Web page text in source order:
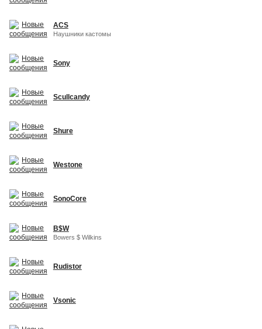
ACS
Наушники кастомы
Sony
Scullcandy
Shure
Westone
SonoCore
B$W
Bowers $ Wilkins
Rudistor
Vsonic